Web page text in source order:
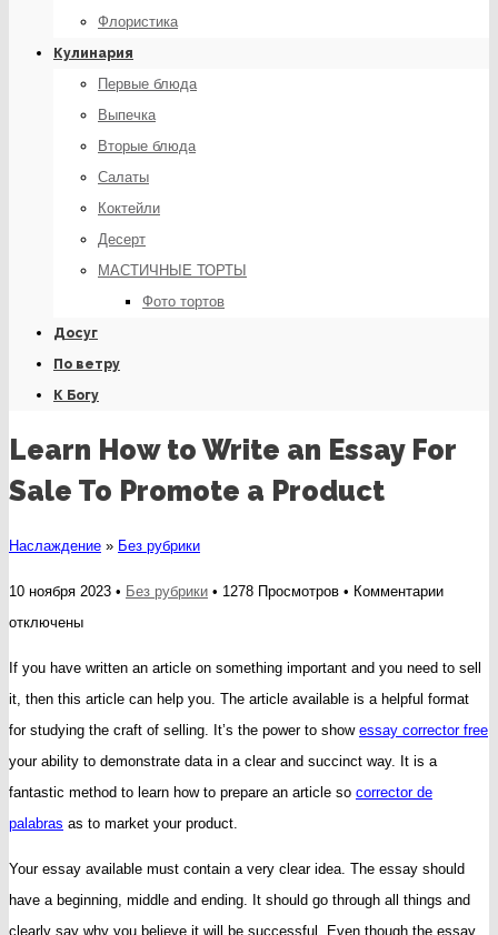
Флористика
Кулинария
Первые блюда
Выпечка
Вторые блюда
Салаты
Коктейли
Десерт
МАСТИЧНЫЕ ТОРТЫ
Фото тортов
Досуг
По ветру
К Богу
Learn How to Write an Essay For
Sale To Promote a Product
Наслаждение » Без рубрики
10 ноября 2023 • Без рубрики • 1278 Просмотров • Комментариик
Sale
To
Promote
отключены
If you have written an article on something important and you need to sell
it, then this article can help you. The article available is a helpful format
for studying the craft of selling. It’s the power to show essay corrector free
your ability to demonstrate data in a clear and succinct way. It is a
fantastic method to learn how to prepare an article so corrector de
palabras as to market your product.
Your essay available must contain a very clear idea. The essay should
have a beginning, middle and ending. It should go through all things and
clearly say why you believe it will be successful. Even though the essay